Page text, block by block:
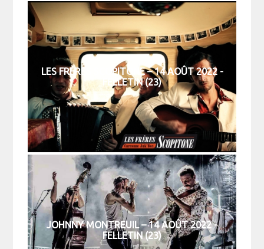
LES FRÈRES SCOPITONE – 14 AOÛT 2022 -
FELLETIN (23)
JOHNNY MONTREUIL – 14 AOÛT 2022 -
FELLETIN (23)